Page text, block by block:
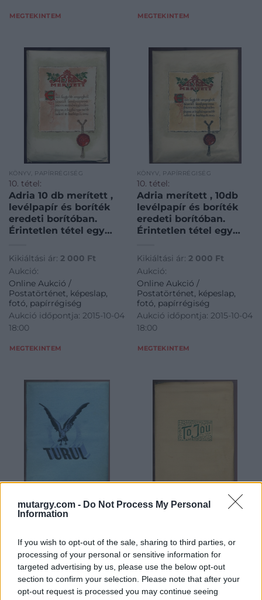
mutargy.com - Do Not Process My Personal
Information
If you wish to opt-out of the sale, sharing to third parties, or
processing of your personal or sensitive information for
targeted advertising by us, please use the below opt-out
section to confirm your selection. Please note that after your
opt-out request is processed you may continue seeing
MEGTEKINTEM MEGTEKINTEM
KÖNYV, PAPÍRRÉGISÉG
10. tétel:
Adria 10 db merített ,
levélpapír és boríték
eredeti borítóban.
Érintetlen tétel egy
papírkereskedés
pieces of letter paper
in original package,
untouched item from a
30s paper store!’
Kikiáltási ár: 2 000 Ft
Aukció:
Online Aukció /
Postatörténet, képeslap,
fotó, papírrégiség
Aukció időpontja: 2015-10-04
18:00
MEGTEKINTEM
KÖNYV, PAPÍRRÉGISÉG
10. tétel:
Adria merített , 10db
levélpapír és boríték
eredeti borítóban.
Érintetlen tétel egy
papírkereskedés
méret) / 10 pieces of
letter paper in original
package, untouched
item from a 30s paper
store! (bigger size)’
Kikiáltási ár: 2 000 Ft
Aukció:
Online Aukció /
Postatörténet, képeslap,
fotó, papírrégiség
Aukció időpontja: 2015-10-04
18:00
MEGTEKINTEM
KÖNYV, PAPÍRRÉGISÉG
10. tétel:
és boríték eredeti
borítóban. Érintetlen
tétel egy 1930-as
évekbeli
papírkereskedés
Kikiáltási ár:2 000Ft
KÖNYV, PAPÍRRÉGISÉG
és boríték eredeti
borítóban. Érintetlen
tétel egy 1930-as
évekbeli
papírkereskedés
Kikiáltási ár:2 000Ft